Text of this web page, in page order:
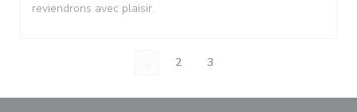
reviendrons avec plaisir.
2 3